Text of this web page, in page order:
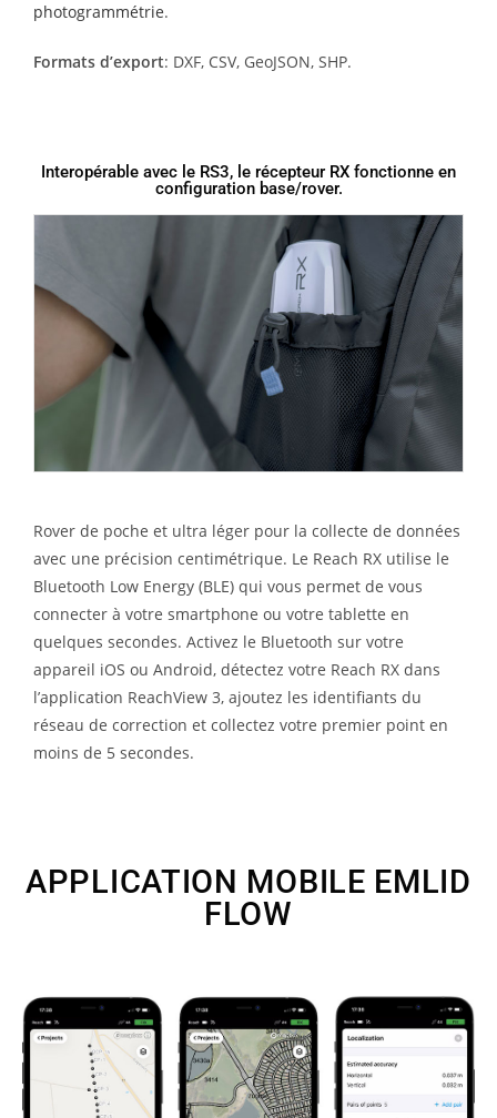
photogrammétrie.
Formats d’export: DXF, CSV, GeoJSON, SHP.
Interopérable avec le RS3, le récepteur RX fonctionne en
configuration base/rover.
Rover de poche et ultra léger pour la collecte de données
avec une précision centimétrique. Le Reach RX utilise le
Bluetooth Low Energy (BLE) qui vous permet de vous
connecter à votre smartphone ou votre tablette en
quelques secondes. Activez le Bluetooth sur votre
appareil iOS ou Android, détectez votre Reach RX dans
l’application ReachView 3, ajoutez les identifiants du
réseau de correction et collectez votre premier point en
moins de 5 secondes.
APPLICATION MOBILE EMLID
FLOW